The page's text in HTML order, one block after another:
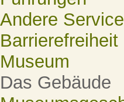
Andere
Barrierefreiheit
Museum
Das Gebäude